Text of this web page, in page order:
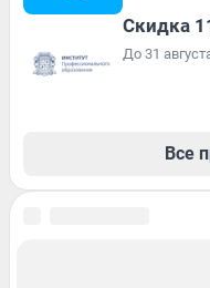
Скидка
До 31
Все